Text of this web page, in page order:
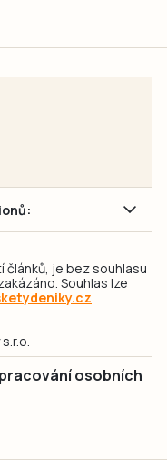
článků, je bez souhlasu
Souhlas lze
.
osobních